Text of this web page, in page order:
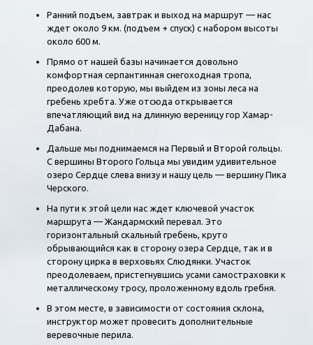
Ранний подъем, завтрак и выход на маршрут — нас
ждет около 9 км. (подъем + спуск) с набором высоты
около 600 м.
Прямо от нашей базы начинается довольно
комфортная серпантинная снегоходная тропа,
преодолев которую, мы выйдем из зоны леса на
гребень хребта. Уже отсюда открывается
впечатляющий вид на длинную вереницу гор Хамар-
Дабана.
Дальше мы поднимаемся на Первый и Второй гольцы.
С вершины Второго Гольца мы увидим удивительное
озеро Сердце слева внизу и нашу цель — вершину Пика
Черского.
На пути к этой цели нас ждет ключевой участок
маршрута — Жандармский перевал. Это
горизонтальный скальный гребень, круто
обрывающийся как в сторону озера Сердце, так и в
сторону цирка в верховьях Слюдянки. Участок
преодолеваем, пристегнувшись усами самостраховки к
металлическому тросу, проложенному вдоль гребня.
В этом месте, в зависимости от состояния склона,
инструктор может провесить дополнительные
веревочные перила.